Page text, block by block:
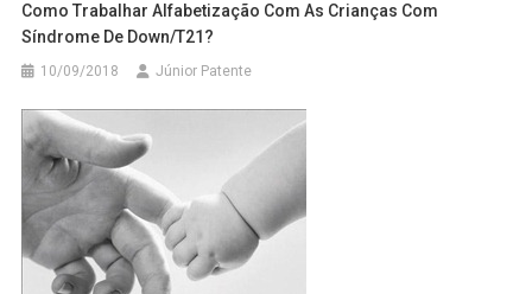
Como Trabalhar Alfabetização Com As Crianças Com
Síndrome De Down/T21?
10/09/2018 Júnior Patente